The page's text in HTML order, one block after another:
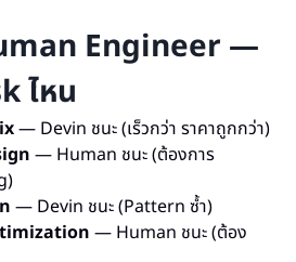
Engineer —
ไหน
— Devin ชนะ (เร็วกว่า ราคาถูกกว่า)
— Human ชนะ (ต้องการ
— Devin ชนะ (Pattern ซ้ำ)
— Human ชนะ (ต้อง